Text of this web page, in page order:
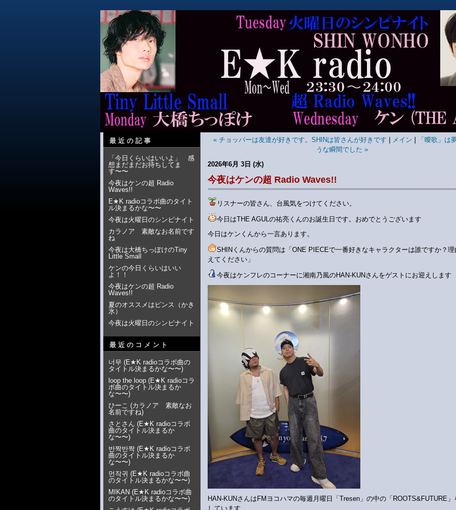
最近の記事
「今日くらいはいいよ」 感
想まだまだお待ちしてま
す〜〜
今夜はケンの超 Radio
Waves!!
E★K radioコラボ曲のタイト
ル決まるかな〜〜
今夜は火曜日のシンピナイト
カラノア 素敵なお名前です
ね
今夜は大橋ちっぽけのTiny
Little Small
ケンの今日くらいはいい
よ！！
今夜はケンの超 Radio
Waves!!
夏のオススメはピンス（かき
氷）
今夜は火曜日のシンピナイト
最近のコメント
너무 (E★K radioコラボ曲の
タイトル決まるかな〜〜)
loop the loop (E★K radioコラ
ボ曲のタイトル決まるか
な〜〜)
ひーこ (カラノア 素敵なお
名前ですね)
さとさん (E★K radioコラボ
曲のタイトル決まるか
な〜〜)
반짝반짝 (E★K radioコラボ
曲のタイトル決まるか
な〜〜)
먼작귀 (E★K radioコラボ曲
のタイトル決まるかな〜〜)
MIKAN (E★K radioコラボ曲
のタイトル決まるかな〜〜)
« チョッパーは友達が好きです。SHINは皆さんが好きです メイン
「曖歌」は
うな瞬間でした »
2026年6月 3日 (水)
今夜はケンの超 Radio Waves!!
リスナーの皆さん、台風気をつけてください。
今日はTHE AGULの祐亮くんのお誕生日です。おめでとうございます
今日はケンくんから一言あります。
SHINくんからの質問は「ONE PIECEで一番好きなキャラクターは誰ですか？理
えてください」
今夜はケンフレのコーナーに湘南乃風のHAN-KUNさんをゲストにお迎えします
HAN-KUNさんはFMヨコハマの毎週月曜日「Tresen」の中の「ROOTS&FUTURE」
しています